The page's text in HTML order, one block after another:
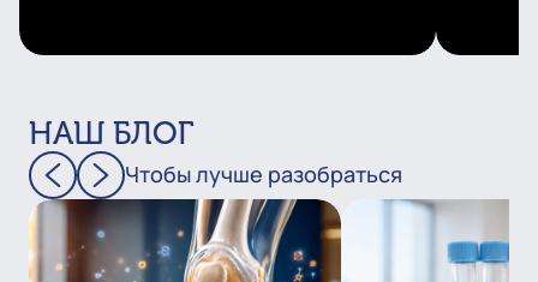
НАШ БЛОГ
Чтобы лучше разобраться